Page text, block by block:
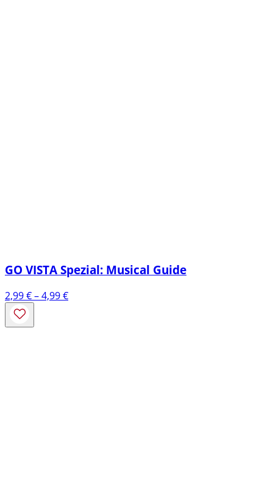
GO VISTA Spezial: Musical Guide
2,99€–4,99€Preisspanne: